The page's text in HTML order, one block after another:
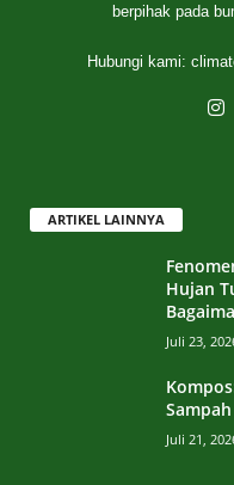
berpihak pada
Hubungi kami:
ARTIKEL LAINNYA
Hujan
Juli 23,
Juli 21,